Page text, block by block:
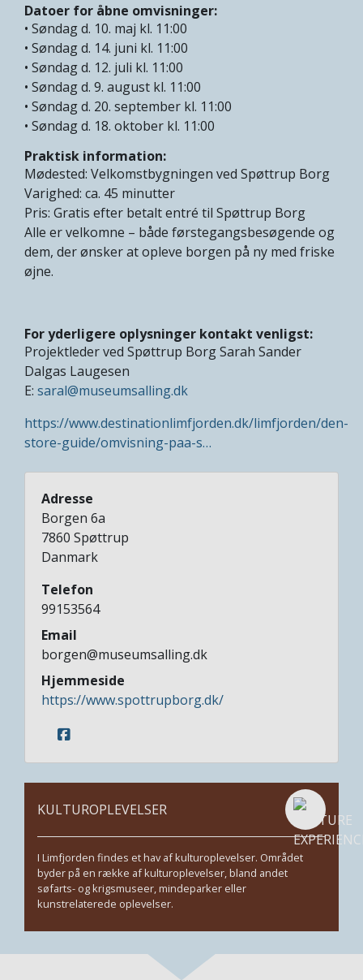
Datoer for åbne omvisninger:
• Søndag d. 10. maj kl. 11:00
• Søndag d. 14. juni kl. 11:00
• Søndag d. 12. juli kl. 11:00
• Søndag d. 9. august kl. 11:00
• Søndag d. 20. september kl. 11:00
• Søndag d. 18. oktober kl. 11:00
Praktisk information:
Mødested: Velkomstbygningen ved Spøttrup Borg
Varighed: ca. 45 minutter
Pris: Gratis efter betalt entré til Spøttrup Borg
Alle er velkomne – både førstegangsbesøgende og
dem, der ønsker at opleve borgen på ny med friske
øjne.
For yderligere oplysninger kontakt venligst:
Projektleder ved Spøttrup Borg Sarah Sander
Dalgas Laugesen
E: saral@museumsalling.dk
https://www.destinationlimfjorden.dk/limfjorden/den-
store-guide/omvisning-paa-s…
Adresse
Borgen 6a
7860 Spøttrup
Danmark
Telefon
99153564
Email
borgen@museumsalling.dk
Hjemmeside
https://www.spottrupborg.dk/
KULTUROPLEVELSER
I Limfjorden findes et hav af kulturoplevelser. Området
byder på en række af kulturoplevelser, bland andet
søfarts- og krigsmuseer, mindeparker eller
kunstrelaterede oplevelser.